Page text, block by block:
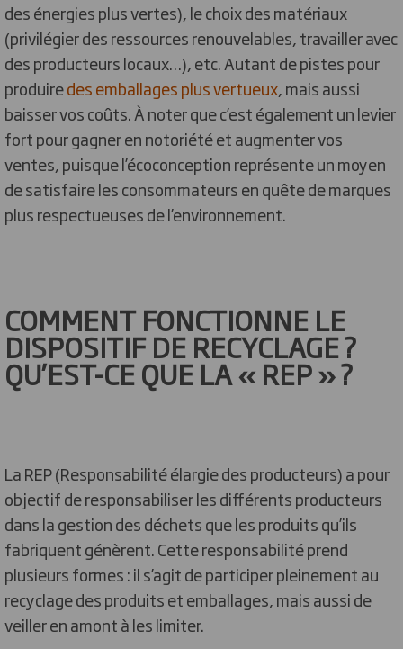
des énergies plus vertes), le choix des matériaux
(privilégier des ressources renouvelables, travailler avec
des producteurs locaux…), etc. Autant de pistes pour
produiredes emballages plus vertueux, mais aussi
baisser vos coûts. À noter que c’est également un levier
fort pour gagner en notoriété et augmenter vos
ventes, puisque l’écoconception représente un moyen
de satisfaire les consommateurs en quête de marques
plus respectueuses de l’environnement.
COMMENT FONCTIONNE LE
DISPOSITIF DE RECYCLAGE ?
QU’EST-CE QUE LA « REP » ?
La REP (Responsabilité élargie des producteurs) a pour
objectif de responsabiliser les différents producteurs
dans la gestion des déchets que les produits qu’ils
fabriquent génèrent. Cette responsabilité prend
plusieurs formes : il s’agit de participer pleinement au
recyclage des produits et emballages, mais aussi de
veiller en amont à les limiter.